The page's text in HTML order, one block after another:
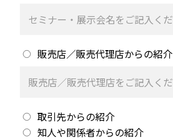
販売店／販売代理店からの紹介
取引先からの紹介
知人や関係者からの紹介